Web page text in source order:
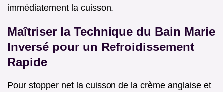
immédiatement la cuisson.
Maîtriser la Technique du Bain Marie
Inversé pour un Refroidissement
Rapide
Pour stopper net la cuisson de la crème anglaise et